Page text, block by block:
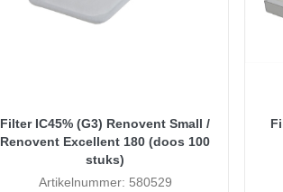
Filter IC45% (G3) Renovent Small /
Renovent Excellent 180 (doos 100
stuks)
Artikelnummer: 580529